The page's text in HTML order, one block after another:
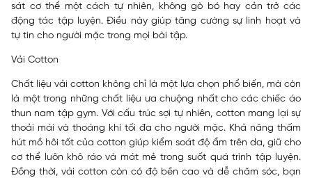
sát cơ thể một cách tự nhiên, không gò bó hay cản trở các
động tác tập luyện. Điều này giúp tăng cường sự linh hoạt và
tự tin cho người mặc trong mọi bài tập.
Vải Cotton
Chất liệu vải cotton không chỉ là một lựa chọn phổ biến, mà còn
là một trong những chất liệu ưa chuộng nhất cho các chiếc áo
thun nam tập gym. Với cấu trúc sợi tự nhiên, cotton mang lại sự
thoải mái và thoáng khí tối đa cho người mặc. Khả năng thấm
hút mồ hôi tốt của cotton giúp kiểm soát độ ẩm trên da, giữ cho
cơ thể luôn khô ráo và mát mẻ trong suốt quá trình tập luyện.
Đồng thời, vải cotton còn có độ bền cao và dễ chăm sóc, bạn